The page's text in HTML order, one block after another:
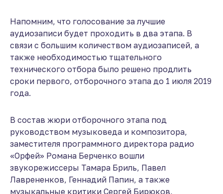
Напомним, что голосование за лучшие
аудиозаписи будет проходить в два этапа. В
связи с большим количеством аудиозаписей, а
также необходимостью тщательного
технического отбора было решено продлить
сроки первого, отборочного этапа до 1 июля 2019
года.
В состав жюри отборочного этапа под
руководством музыковеда и композитора,
заместителя программного директора радио
«Орфей» Романа Берченко вошли
звукорежиссеры Тамара Бриль, Павел
Лаврененков, Геннадий Папин, а также
музыкальные критики Сергей Бирюков,